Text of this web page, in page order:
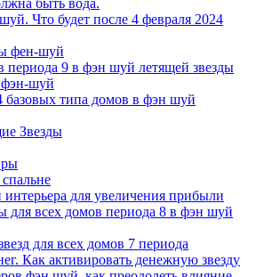
Что будет после 4 февраля 2024
фен-шуй
периода 9 в фэн шуй летящей звезды
шуй
типа домов в фэн шуй
Звезды
для увеличения прибыли
для всех домов периода 8 в фэн шуй
для всех домов 7 периода
Как активировать денежную звезду